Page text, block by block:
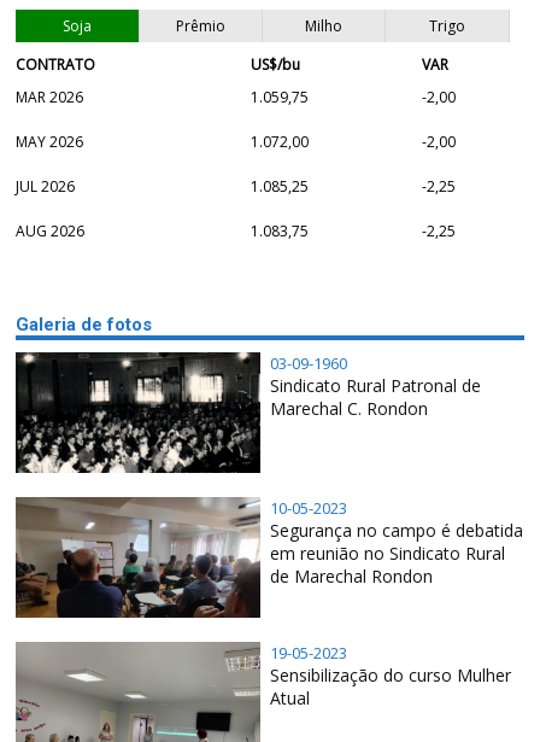
Soja Prêmio Milho
Trigo
CONTRATO
US$/bu
VAR
MAR 2026
1.059,75 -2,00
MAY 2026 1.072,00 -2,00
JUL 2026 1.085,25 -2,25
AUG 2026 1.083,75 -2,25
Galeria de fotos
03-09-1960
Sindicato Rural Patronal de
Marechal C. Rondon
10-05-2023
Segurança no campo é debatida
em reunião no Sindicato Rural
de Marechal Rondon
19-05-2023
Sensibilização do curso Mulher
Atual